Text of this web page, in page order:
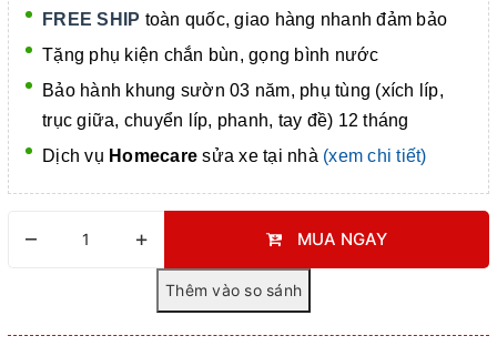
FREE SHIP toàn quốc, giao hàng nhanh đảm bảo
Tặng phụ kiện chắn bùn, gọng bình nước
Bảo hành khung sườn 03 năm, phụ tùng (xích líp,
trục giữa, chuyển líp, phanh, tay đề) 12 tháng
Dịch vụ Homecare sửa xe tại nhà (xem chi tiết)
– + MUA NGAY